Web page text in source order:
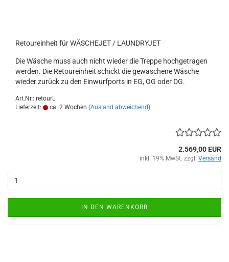
Retoureinheit für WÄSCHEJET / LAUNDRYJET
Die Wäsche muss auch nicht wieder die Treppe hochgetragen
werden. Die Retoureinheit schickt die gewaschene Wäsche
wieder zurück zu den Einwurfports in EG, OG oder DG.
Art.Nr.: retourL
Lieferzeit:
ca. 2 Wochen (Ausland abweichend)
2.569,00 EUR
inkl. 19% MwSt. zzgl. Versand
IN DEN WARENKORB